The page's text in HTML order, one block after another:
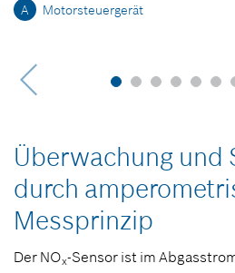
A Motorsteuergerät
Überwachung und
durch
Messprinzip
Der NOx-Sensor ist im